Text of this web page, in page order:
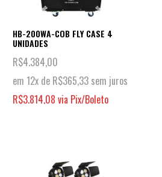
HB-200WA-COB FLY CASE 4
UNIDADES
R$4.384,00
em 12x de R$365,33 sem juros
R$3.814,08 via Pix/Boleto